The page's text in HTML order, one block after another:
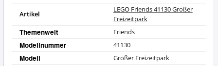
Artikel
LEGO Friends 41130 Großer
Freizeitpark
Themenwelt Friends
Modellnummer 41130
Modell Großer Freizeitpark